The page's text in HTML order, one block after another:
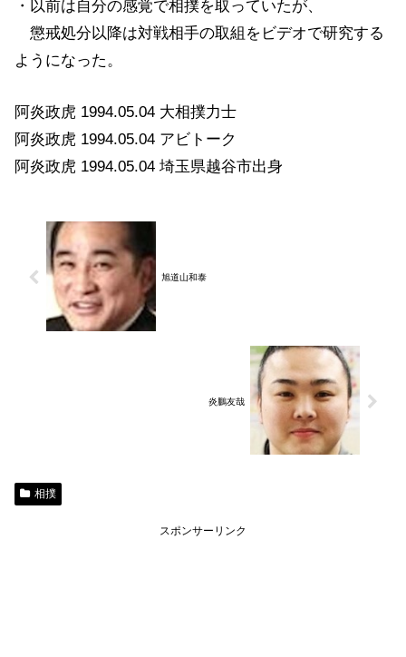
・以前は自分の感覚で相撲を取っていたが、
懲戒処分以降は対戦相手の取組をビデオで研究する
ようになった。
阿炎政虎 1994.05.04 大相撲力士
阿炎政虎 1994.05.04 アビトーク
阿炎政虎 1994.05.04 埼玉県越谷市出身
旭道山和泰
炎鵬友哉
相撲
スポンサーリンク